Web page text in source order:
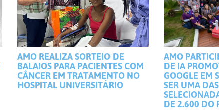
AMO REALIZA SORTEIO DE
BALAIOS PARA PACIENTES COM
CÂNCER EM TRATAMENTO NO
HOSPITAL UNIVERSITÁRIO
AMO
DE IA
GOOGLE EM
SER UMA
DE 2.600 DO